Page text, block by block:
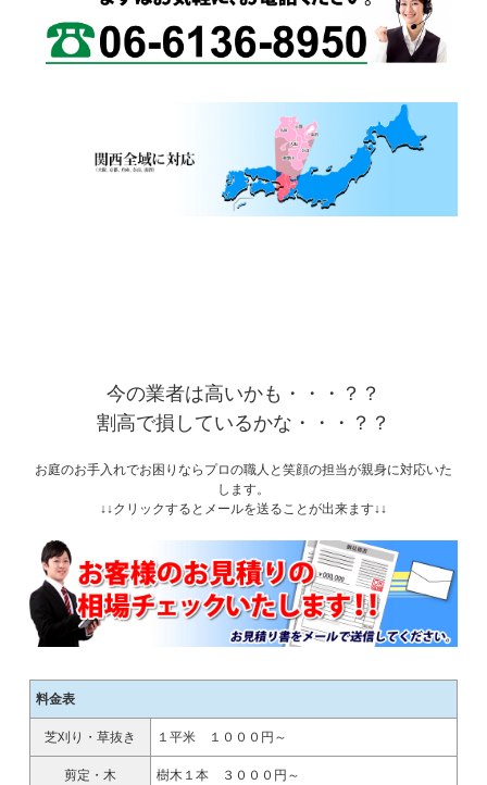
今の業者は高いかも・・・？？
割高で損しているかな・・・？？
お庭のお手入れでお困りならプロの職人と笑顔の担当が親身に対応いた
します。
↓↓クリックするとメールを送ることが出来ます↓↓
料金表
芝刈り・草抜き １平米 １０００円～
剪定・木 樹木１本 ３０００円～